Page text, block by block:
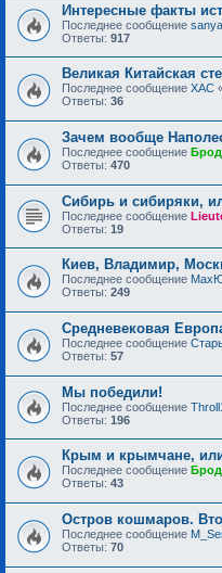
Интересные факты
Последнее сообщение
Ответы: 917
Великая Китайская
Последнее сообщение ХАС
Ответы: 36
Зачем вообще
Последнее сообщение
Ответы: 470
Сибирь и сибиряки,
Последнее сообщение
Ответы: 19
Киев, Владимир,
Последнее сообщение
Ответы: 249
Средневековая
Последнее сообщение
Ответы: 57
Мы победили!
Последнее сообщение
Ответы: 196
Крым и крымчане,
Последнее сообщение
Ответы: 43
Остров кошмаров.
Последнее сообщение
Ответы: 70